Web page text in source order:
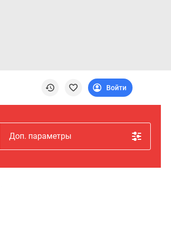
Войти
Доп. параметры